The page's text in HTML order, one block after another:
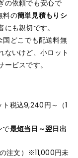
の依頼でも安心で
料の簡単見積もりシ
も親切です。
国どこでも配送料無
ないけど、小ロット
ビスです。
税込9,240円～（1
で最短当日～翌日出
注文）※11,000円未